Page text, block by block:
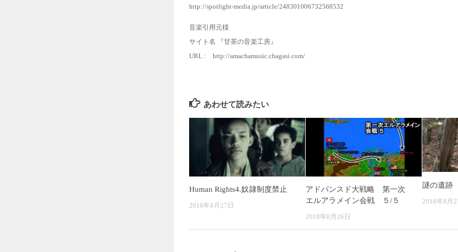
http://spotlight-media.jp/article/248301006732568532
音楽引用元様
サイト名 『甘茶の音楽工房』
URL : http://amachamusic.chagasi.com/
あわせて読みたい
Human Rights4.奴隷制度禁止
2018年8月27日
アドバンスド大戦略 第一次
エルアラメイン会戦 ５/５
2018年8月26日
謎の遺跡
2018年8月